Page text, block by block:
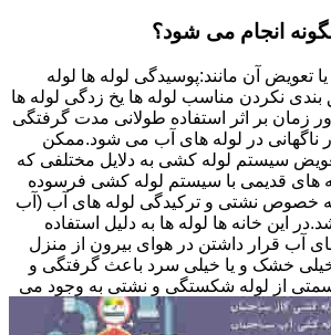
انجام می شود؟
تعویض آن مانند:پوسیدگی لوله ها لوله
نکردن مناسب لوله ها یخ زدگی لوله ها
زمان بر اثر استفاده طولانی مدت گرفتگی
ناگهانی در لوله های آب می شود.ممکن
سیستم لوله کشی به دلایل مختلفی که
های قدیمی با سیستم لوله کشی فرسوده
خصوص نشتی و ترکیدگی لوله های آب (آب
این خانه ها لوله ها به دلیل استفاده
آب قرار داشتن در هوای بیرون از منزل
خشک و یا خیلی سرد باعث گرفتگی و
از لوله شکستگی و نشتی به وجود می